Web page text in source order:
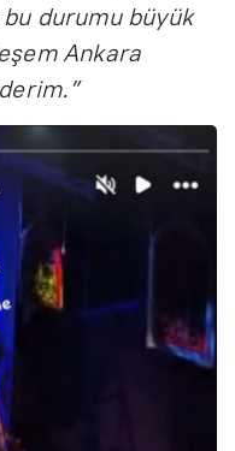
durumu büyük
Ankara